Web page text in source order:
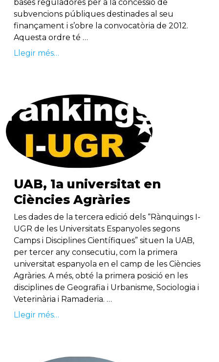
bases reguladores per a la concessió de
subvencions públiques destinades al seu
finançament i s’obre la convocatòria de 2012.
Aquesta ordre té …
Llegir més…
UAB, 1a universitat en
Ciències Agràries
Les dades de la tercera edició dels “Rànquings I-
UGR de les Universitats Espanyoles segons
Camps i Disciplines Científiques” situen la UAB,
per tercer any consecutiu, com la primera
universitat espanyola en el camp de les Ciències
Agràries. A més, obté la primera posició en les
disciplines de Geografia i Urbanisme, Sociologia i
Veterinària i Ramaderia. …
Llegir més…